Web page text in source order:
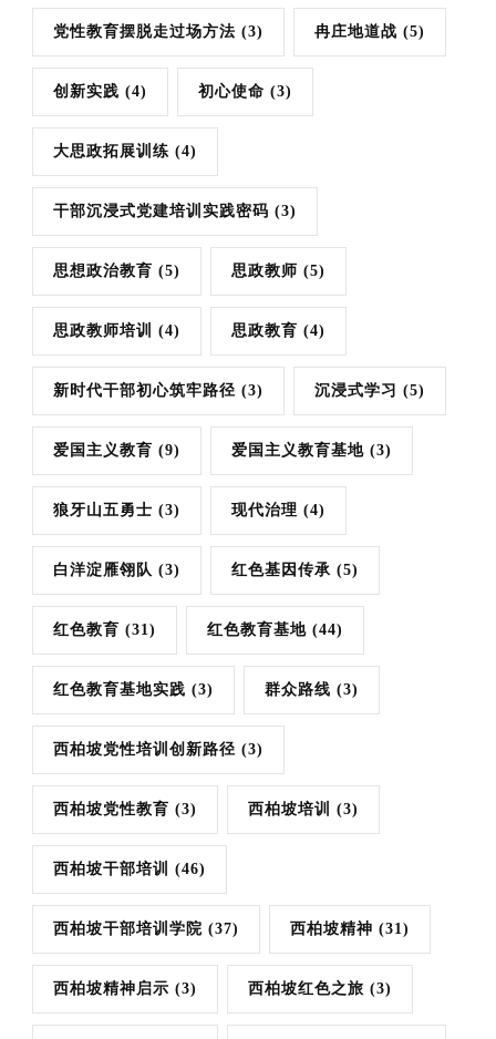
党性教育摆脱走过场方法 (3) 冉庄地道战 (5)
创新实践 (4) 初心使命 (3)
大思政拓展训练 (4)
干部沉浸式党建培训实践密码 (3)
思想政治教育 (5) 思政教师 (5)
思政教师培训 (4) 思政教育 (4)
新时代干部初心筑牢路径 (3) 沉浸式学习 (5)
爱国主义教育 (9) 爱国主义教育基地 (3)
狼牙山五勇士 (3) 现代治理 (4)
白洋淀雁翎队 (3) 红色基因传承 (5)
红色教育 (31) 红色教育基地 (44)
红色教育基地实践 (3) 群众路线 (3)
西柏坡党性培训创新路径 (3)
西柏坡党性教育 (3) 西柏坡培训 (3)
西柏坡干部培训 (46)
西柏坡干部培训学院 (37) 西柏坡精神 (31)
西柏坡精神启示 (3) 西柏坡红色之旅 (3)